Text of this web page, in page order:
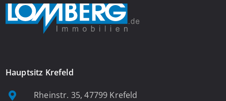
Hauptsitz Krefeld
Rheinstr. 35, 47799 Krefeld